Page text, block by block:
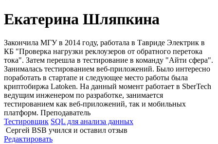
Екатерина Шляпкина
Закончила МГУ в 2014 году, работала в Тавриде Электрик в
КБ "Проверка нагрузки реклоузеров от обратного перетока
тока". Затем перешла в тестирование в команду "Айти сфера".
Занималась тестированием веб-приложений. Было интересно
поработать в стартапе и следующее место работы была
криптобиржа Latoken. На данный момент работает в SberTech
ведущим инженером по разработке, занимается
тестированием как веб-приложений, так и мобильных
платформ. Преподаватель
Тестировщик SQL для анализа данных
Сергей BSB учился и оставил отзыв
Редактировать